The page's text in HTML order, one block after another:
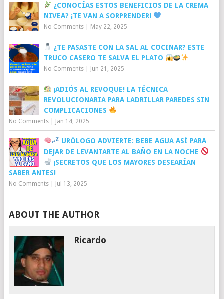
¿CONOCÍAS ESTOS BENEFICIOS DE LA CREMA
NIVEA? ¡TE VAN A SORPRENDER!
No Comments| May 22, 2025
¿TE PASASTE CON LA SAL AL COCINAR? ESTE
TRUCO CASERO TE SALVA EL PLATO
No Comments| Jun 21, 2025
¡ADIÓS AL REVOQUE! LA TÉCNICA
REVOLUCIONARIA PARA LADRILLAR PAREDES SIN
COMPLICACIONES
No Comments| Jan 14, 2025
URÓLOGO ADVIERTE: BEBE AGUA ASÍ PARA
DEJAR DE LEVANTARTE AL BAÑO EN LA NOCHE
¡SECRETOS QUE LOS MAYORES DESEARÍAN
SABER ANTES!
No Comments| Jul 13, 2025
ABOUT THE AUTHOR
Ricardo